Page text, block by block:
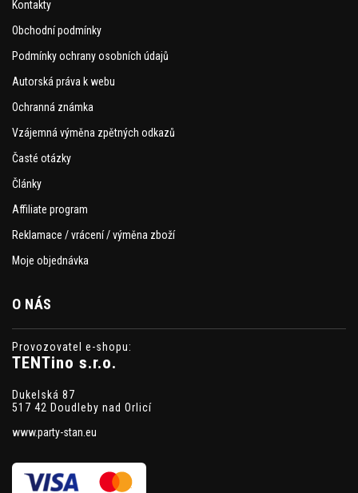
Kontakty
Obchodní podmínky
Podmínky ochrany osobních údajů
Autorská práva k webu
Ochranná známka
Vzájemná výměna zpětných odkazů
Časté otázky
Články
Affiliate program
Reklamace / vrácení / výměna zboží
Moje objednávka
O NÁS
Provozovatel e-shopu:
TENTino s.r.o.
Dukelská 87
517 42 Doudleby nad Orlicí
www.party-stan.eu